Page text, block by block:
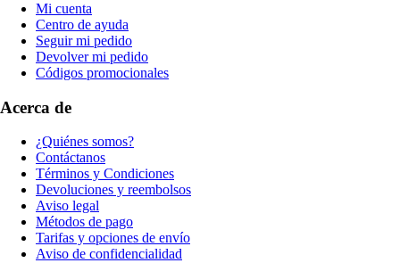
Mi cuenta
Centro de ayuda
Seguir mi pedido
Devolver mi pedido
Códigos promocionales
Acerca de
¿Quiénes somos?
Contáctanos
Términos y Condiciones
Devoluciones y reembolsos
Aviso legal
Métodos de pago
Tarifas y opciones de envío
Aviso de confidencialidad